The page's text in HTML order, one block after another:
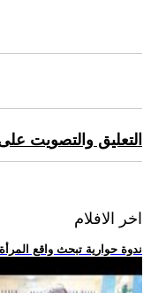
التعليق والتصويت
اخر الافلام
.. ندوة حوارية تبحث واقع